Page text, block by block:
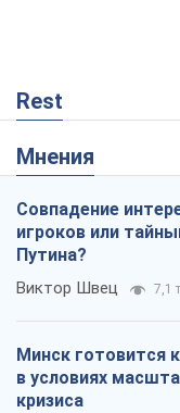
Rest
Мнения
Совпадение
игроков или
Путина?
Виктор Швец 7,1
Минск готовится
в условиях
кризиса